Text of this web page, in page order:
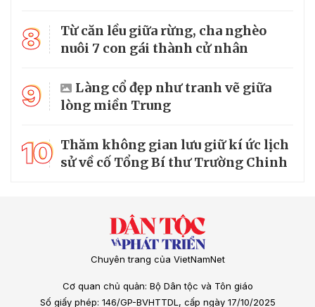
8
Từ căn lều giữa rừng, cha nghèo
nuôi 7 con gái thành cử nhân
9
Làng cổ đẹp như tranh vẽ giữa
lòng miền Trung
10 Thăm không gian lưu giữ kí ức lịch
sử về cố Tổng Bí thư Trường Chinh
Chuyên trang của VietNamNet
Cơ quan chủ quản: Bộ Dân tộc và Tôn giáo
Số giấy phép: 146/GP-BVHTTDL, cấp ngày 17/10/2025